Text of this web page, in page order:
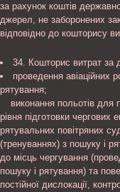
за рахунок коштів
джерел, не заборонених
відповідно до кошторису
34. Кошторис витрат за
проведення авіаційних
рятування;
виконання польотів для
рівня підготовки чергових
рятувальних повітряних
(тренуваннях) з пошуку і
до місць чергування
пошуку і рятування) та
постійної дислокації,